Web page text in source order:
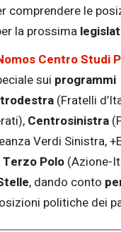
comprendere le
la prossima
Centro Studi
sui programmi
(Fratelli
Centrosinistra
Verdi Sinistra,
Terzo Polo (Azione-
, dando conto
politiche dei